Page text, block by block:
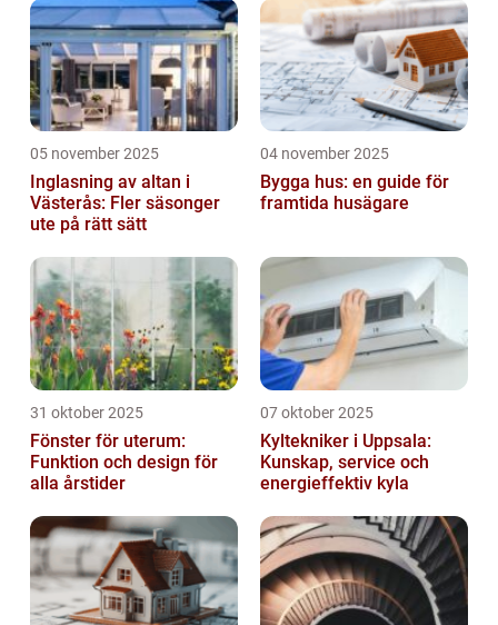
05 november 2025
Inglasning av altan i
Västerås: Fler säsonger
ute på rätt sätt
04 november 2025
Bygga hus: en guide för
framtida husägare
31 oktober 2025
Fönster för uterum:
Funktion och design för
alla årstider
07 oktober 2025
Kyltekniker i Uppsala:
Kunskap, service och
energieffektiv kyla